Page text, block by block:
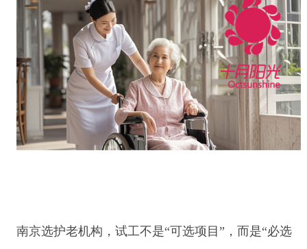
南京选护老机构，试工不是“可选项目”，而是“必选